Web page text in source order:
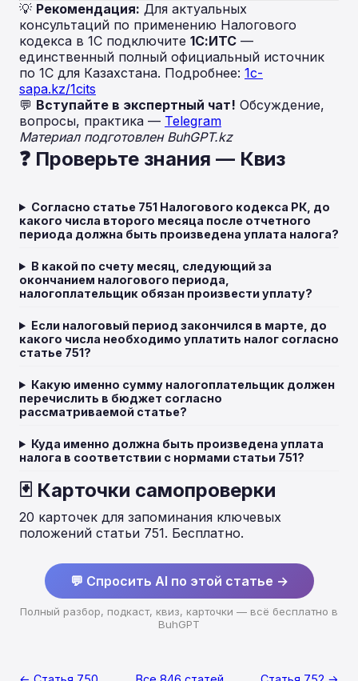
💡 Рекомендация: Для актуальных
консультаций по применению Налогового
кодекса в 1С подключите 1С:ИТС —
единственный полный официальный источник
по 1С для Казахстана. Подробнее: 1c-
sapa.kz/1cits
💬 Вступайте в экспертный чат! Обсуждение,
вопросы, практика — Telegram
Материал подготовлен BuhGPT.kz
❓ Проверьте знания — Квиз
Согласно статье 751 Налогового кодекса РК, до
какого числа второго месяца после отчетного
периода должна быть произведена уплата налога?
В какой по счету месяц, следующий за
окончанием налогового периода,
налогоплательщик обязан произвести уплату?
Если налоговый период закончился в марте, до
какого числа необходимо уплатить налог согласно
статье 751?
Какую именно сумму налогоплательщик должен
перечислить в бюджет согласно
рассматриваемой статье?
Куда именно должна быть произведена уплата
налога в соответствии с нормами статьи 751?
🃏 Карточки самопроверки
20 карточек для запоминания ключевых
положений статьи 751. Бесплатно.
💬 Спросить AI по этой статье →
Полный разбор, подкаст, квиз, карточки — всё бесплатно в
BuhGPT